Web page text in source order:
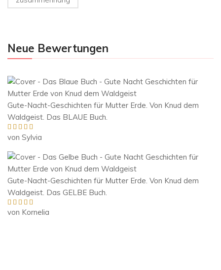
Neue Bewertungen
Gute-Nacht-Geschichten für Mutter Erde. Von Knud dem
Waldgeist. Das BLAUE Buch.
Bewertet mit
von Sylvia
Gute-Nacht-Geschichten für Mutter Erde. Von Knud dem
Waldgeist. Das GELBE Buch.
Bewertet mit
von Kornelia